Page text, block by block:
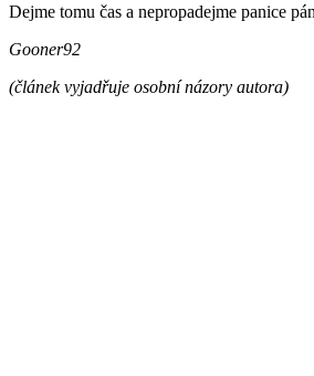
Dejme tomu čas a nepropadejme panice
Gooner92
(článek vyjadřuje osobní názory autora)